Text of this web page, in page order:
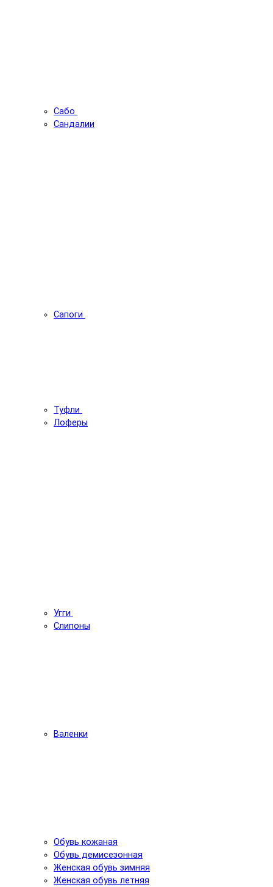
Сабо
Сандалии
Сапоги
Туфли
Лоферы
Угги
Слипоны
Валенки
Обувь кожаная
Обувь демисезонная
Женская обувь зимняя
Женская обувь летняя